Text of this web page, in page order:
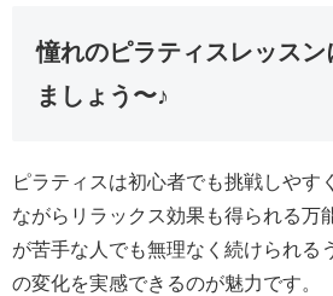
憧れのピラティスレッス
ましょう〜♪
ピラティスは初心者でも挑戦しやす
ながらリラックス効果も得られる万
が苦手な人でも無理なく続けられる
の変化を実感できるのが魅力です。